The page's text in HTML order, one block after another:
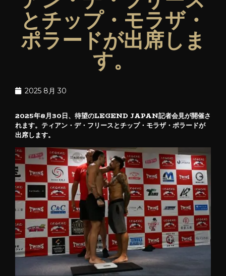
とチップ・モラザ・
ポラードが出席しま
す。
2025 8月 30
2025年8月30日、待望のLEGEND JAPAN記者会見が開催さ
れます。ティアン・デ・フリースとチップ・モラザ・ポラードが
出席します。